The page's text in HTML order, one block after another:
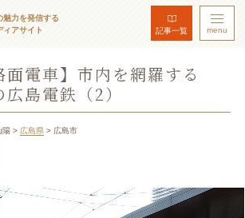
魅力を発信する
ィアサイト
記事一覧 menu
面電車】市内を網羅する
広島電鉄（2）
陽 > 広島県 > 広島市